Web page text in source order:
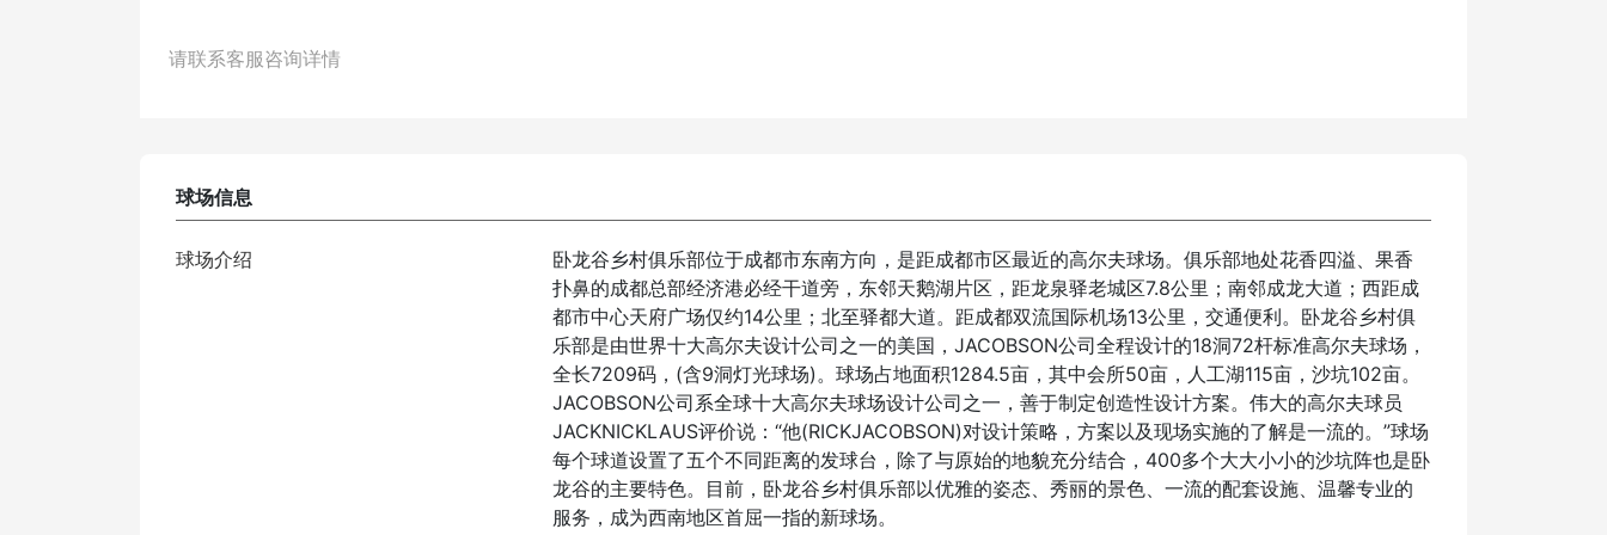
请联系客服咨询详情
球场信息
球场介绍
卧龙谷乡村俱乐部位于成都市东南方向，是距成都市区最近的高尔夫球场。俱乐部地处花香四溢、果香
扑鼻的成都总部经济港必经干道旁，东邻天鹅湖片区，距龙泉驿老城区7.8公里；南邻成龙大道；西距成
都市中心天府广场仅约14公里；北至驿都大道。距成都双流国际机场13公里，交通便利。卧龙谷乡村俱
乐部是由世界十大高尔夫设计公司之一的美国，JACOBSON公司全程设计的18洞72杆标准高尔夫球场，
全长7209码，(含9洞灯光球场)。球场占地面积1284.5亩，其中会所50亩，人工湖115亩，沙坑102亩。
JACOBSON公司系全球十大高尔夫球场设计公司之一，善于制定创造性设计方案。伟大的高尔夫球员
JACKNICKLAUS评价说：“他(RICKJACOBSON)对设计策略，方案以及现场实施的了解是一流的。”球场
每个球道设置了五个不同距离的发球台，除了与原始的地貌充分结合，400多个大大小小的沙坑阵也是卧
龙谷的主要特色。目前，卧龙谷乡村俱乐部以优雅的姿态、秀丽的景色、一流的配套设施、温馨专业的
服务，成为西南地区首屈一指的新球场。